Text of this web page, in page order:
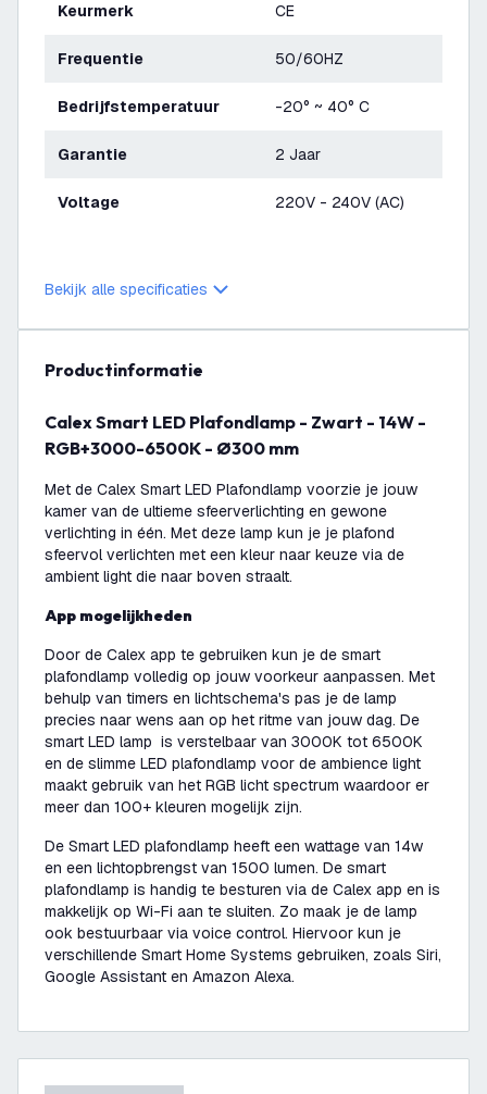
Keurmerk CE
Frequentie 50/60HZ
Bedrijfstemperatuur -20° ~ 40° C
Garantie 2 Jaar
Voltage 220V - 240V (AC)
Bekijk alle specificaties
productinformatie
Calex Smart LED Plafondlamp - Zwart - 14W -
RGB+3000-6500K - Ø300 mm
Met de Calex Smart LED Plafondlamp voorzie je jouw
kamer van de ultieme sfeerverlichting en gewone
verlichting in één. Met deze lamp kun je je plafond
sfeervol verlichten met een kleur naar keuze via de
ambient light die naar boven straalt.
App mogelijkheden
Door de Calex app te gebruiken kun je de smart
plafondlamp volledig op jouw voorkeur aanpassen. Met
behulp van timers en lichtschema's pas je de lamp
precies naar wens aan op het ritme van jouw dag. De
smart LED lamp is verstelbaar van 3000K tot 6500K
en de slimme LED plafondlamp voor de ambience light
maakt gebruik van het RGB licht spectrum waardoor er
meer dan 100+ kleuren mogelijk zijn.
De Smart LED plafondlamp heeft een wattage van 14w
en een lichtopbrengst van 1500 lumen. De smart
plafondlamp is handig te besturen via de Calex app en is
makkelijk op Wi-Fi aan te sluiten. Zo maak je de lamp
ook bestuurbaar via voice control. Hiervoor kun je
verschillende Smart Home Systems gebruiken, zoals Siri,
Google Assistant en Amazon Alexa.